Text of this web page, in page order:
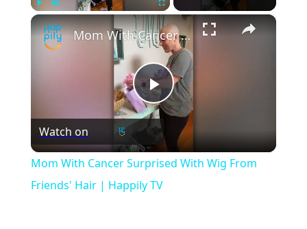
Fullscreen ×
Play
Video
Mom With Cancer Surprised With Wig From Friends' Hair | Happily TV
Watch on
Mom With Cancer Surprised With Wig From
Friends' Hair | Happily TV